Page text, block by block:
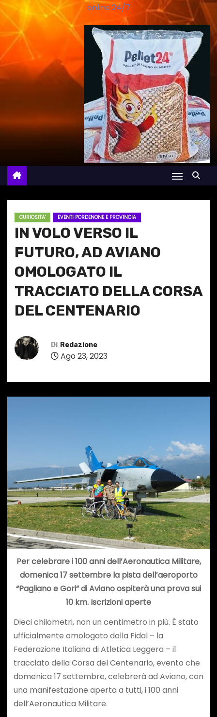
online 24/7
CURIOSITA' EVENTI PORDENONE E PROVINCIA
IN VOLO VERSO IL
FUTURO, AD AVIANO
OMOLOGATO IL
TRACCIATO DELLA CORSA
DEL CENTENARIO
Di Redazione
Ago 23, 2023
Per celebrare i 100 anni dell’Aeronautica Militare,
domenica 17 settembre la pista dell’aeroporto
“Pagliano e Gori” di Aviano ospiterà una prova sui
10 km. Iscrizioni aperte
Dieci chilometri, non un centimetro in più. È stato
ufficialmente omologato dalla Fidal – la
Federazione Italiana di Atletica Leggera – il
tracciato della Corsa del Centenario, evento che
domenica 17 settembre, celebrerà ad Aviano, con
una manifestazione aperta a tutti, i 100 anni
dell’Aeronautica Militare.